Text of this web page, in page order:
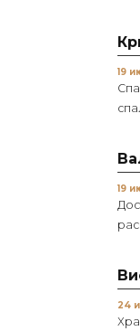
19
19
24